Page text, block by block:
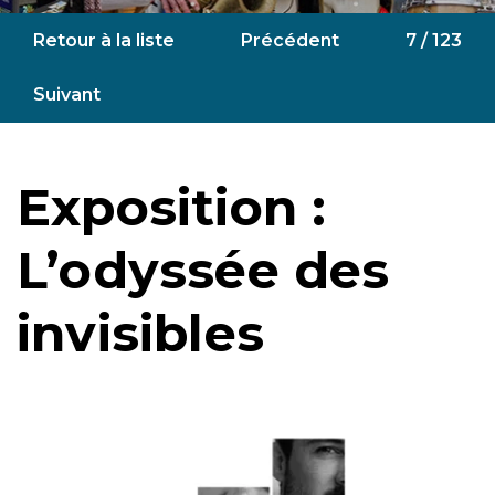
Retour à la liste Précédent 7 / 123
Suivant
Exposition :
L’odyssée des
invisibles